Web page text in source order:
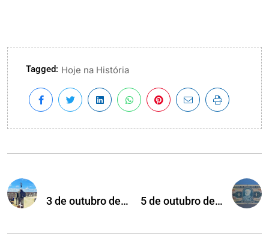
Tagged: Hoje na História
3 de outubro de… 5 de outubro de…